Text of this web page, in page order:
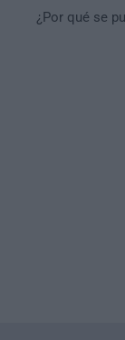
¿Por qué se